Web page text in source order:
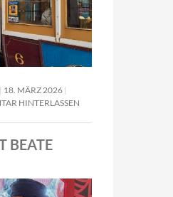
18. MÄRZ 2026
HINTERLASSEN
BEATE